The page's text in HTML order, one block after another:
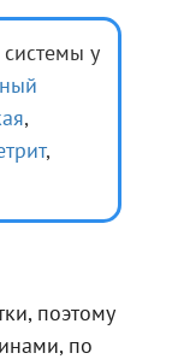
у
,
,
поэтому
по